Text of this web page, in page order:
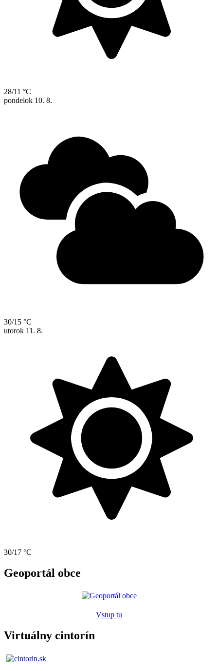
28/11 °C
pondelok 10. 8.
30/15 °C
utorok 11. 8.
30/17 °C
Geoportál obce
Vstup tu
Virtuálny cintorín